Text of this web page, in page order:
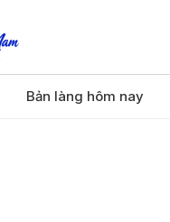
Bản làng hôm nay